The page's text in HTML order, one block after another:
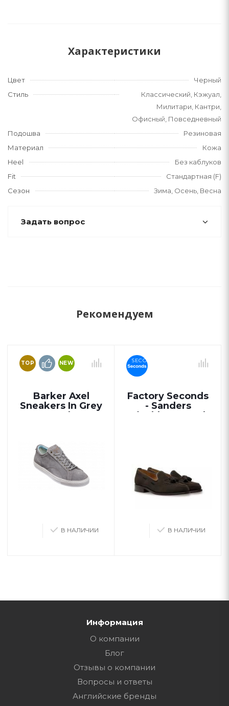
Характеристики
Цвет
Черный
Стиль
Классический, Кэжуал,
Милитари, Кантри,
Офисный, Повседневный
Подошва
Резиновая
Материал
Кожа
Heel
Без каблуков
Fit
Стандартная (F)
Сезон
Зима, Осень, Весна
Задать вопрос
Рекомендуем
Barker Axel
Sneakers In Grey
Suede
TOP NEW
В НАЛИЧИИ
Factory Seconds
- Sanders
Finchley Tassel
SECONDS
В НАЛИЧИИ
Информация
О компании
Блог
Отзывы о компании
Вопросы и ответы
Английские бренды